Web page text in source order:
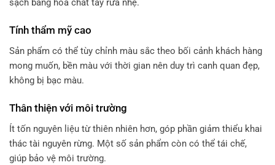
sạch bằng hóa chất tẩy rửa nhẹ.
Tính thẩm mỹ cao
Sản phẩm có thể tùy chỉnh màu sắc theo bối cảnh khách hàng
mong muốn, bền màu với thời gian nên duy trì canh quan đẹp,
không bị bạc màu.
Thân thiện với môi trường
Ít tốn nguyên liệu từ thiên nhiên hơn, góp phần giảm thiểu khai
thác tài nguyên rừng. Một số sản phẩm còn có thể tái chế,
giúp bảo vệ môi trường.